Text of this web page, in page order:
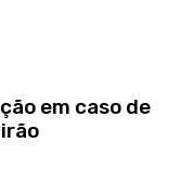
em caso de